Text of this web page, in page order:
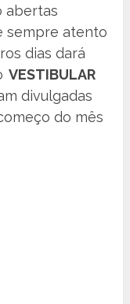
abertas
sempre atento
dias dará
VESTIBULAR
divulgadas
do mês